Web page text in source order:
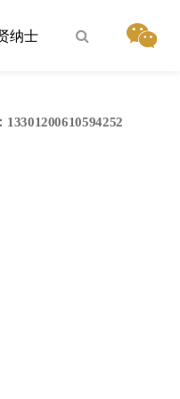
纳士
13301200610594252